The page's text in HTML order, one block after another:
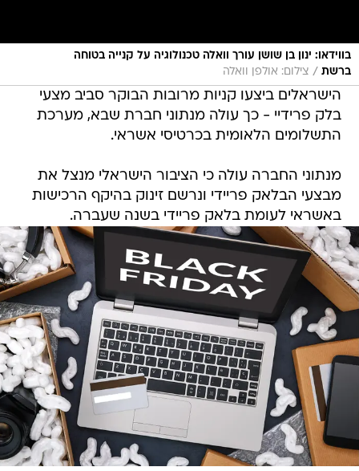
בווידאו: ינון בן שושן עורך וואלה טכנולוגיה על קנייה בטוחה
ברשת / צילום: אולפן וואלה
הישראלים ביצעו קניות מרובות הבוקר סביב מצעי
בלק פרידיי - כך עולה מנתוני חברת שבא, מערכת
התשלומים הלאומית בכרטיסי אשראי.
מנתוני החברה עולה כי הציבור הישראלי מנצל את
מבצעי הבלאק פריידי ונרשם זינוק בהיקף הרכישות
באשראי לעומת בלאק פריידי בשנה שעברה.